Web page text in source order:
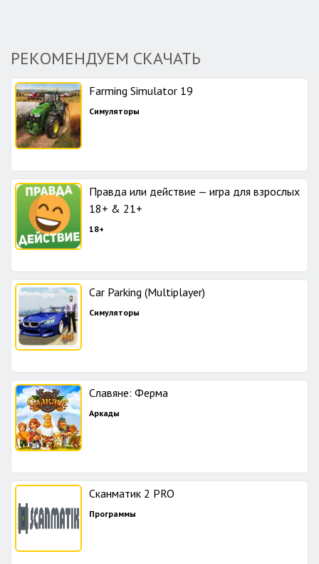
РЕКОМЕНДУЕМ СКАЧАТЬ
Farming Simulator 19
Симуляторы
Правда или действие — игра для взрослых
18+ & 21+
18+
Car Parking (Multiplayer)
Симуляторы
Славяне: Ферма
Аркады
Сканматик 2 PRO
Программы